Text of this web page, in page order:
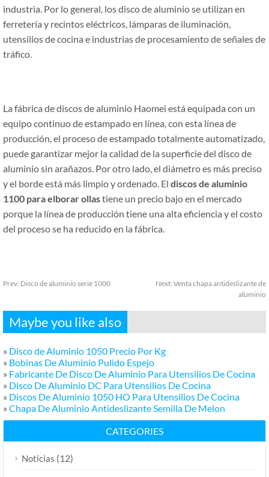
industria. Por lo general, los disco de aluminio se utilizan en
ferretería y recintos eléctricos, lámparas de iluminación,
utensilios de cocina e industrias de procesamiento de señales de
tráfico.
La fábrica de discos de aluminio Haomei está equipada con un
equipo continuo de estampado en línea, con esta línea de
producción, el proceso de estampado totalmente automatizado,
puede garantizar mejor la calidad de la superficie del disco de
aluminio sin arañazos. Por otro lado, el diámetro es más preciso
y el borde está más limpio y ordenado. El discos de aluminio
1100 para elborar ollastiene un precio bajo en el mercado
porque la línea de producción tiene una alta eficiencia y el costo
del proceso se ha reducido en la fábrica.
Prev: Disco de aluminio serie 1000 Next: Venta chapa antideslizante de
aluminio
Maybe you like also
» Disco de Aluminio 1050 Precio Por Kg
» Bobinas De Aluminio Pulido Espejo
» Fabricante De Disco De Aluminio Para Utensilios De Cocina
» Disco De Aluminio DC Para Utensilios De Cocina
» Discos De Aluminio 1050 HO Para Utensilios De Cocina
» Chapa De Aluminio Antideslizante Semilla De Melon
CATEGORIES
Noticias (12)